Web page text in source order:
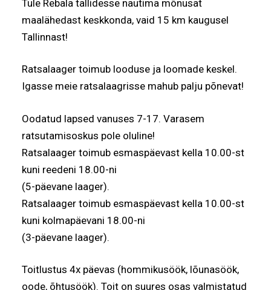
Tule Rebala tallidesse nautima mõnusat
maalähedast keskkonda, vaid 15 km kaugusel
Tallinnast!
Ratsalaager toimub looduse ja loomade keskel.
Igasse meie ratsalaagrisse mahub palju põnevat!
Oodatud lapsed vanuses 7-17. Varasem
ratsutamisoskus pole oluline!
Ratsalaager toimub esmaspäevast kella 10.00-st
kuni reedeni 18.00-ni
(5-päevane laager).
Ratsalaager toimub esmaspäevast kella 10.00-st
kuni kolmapäevani 18.00-ni
(3-päevane laager).
Toitlustus 4x päevas (hommikusöök, lõunasöök,
oode, õhtusöök). Toit on suures osas valmistatud